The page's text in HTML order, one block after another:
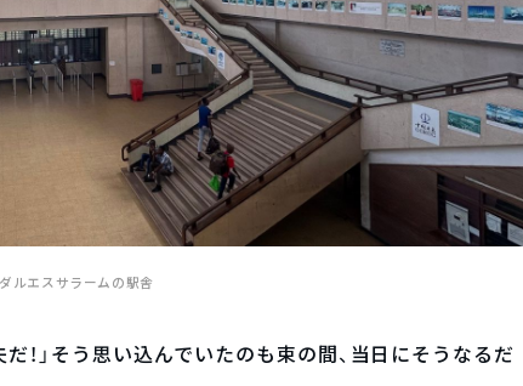
ダルエスサラームの駅舎
！」そう思い込んでいたのも束の間、当日にそうなるだ